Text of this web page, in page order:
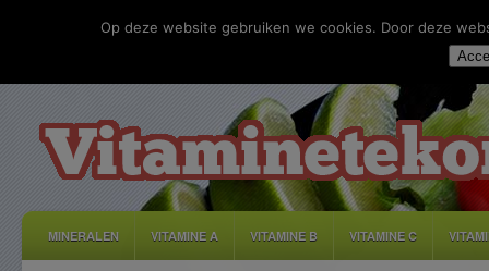
MINERALEN VITAMINE A VITAMINE B VITAMINE C
Op deze website gebruiken we cookies. Door deze